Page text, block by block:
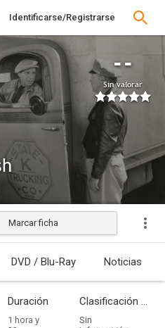
Identificarse/Registrarse
--
Sin valorar
Estrenada
Marcar ficha
DVD / Blu-Ray Noticias
Duración
1 hora y
Clasificación por edades
Sin